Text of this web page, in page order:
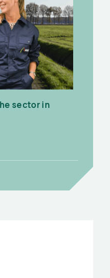
sector in